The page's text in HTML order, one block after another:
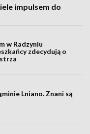
impulsem do
w Radzyniu
zdecydują o
Lniano. Znani są